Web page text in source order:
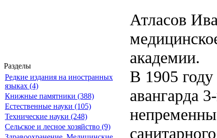
Разделы
Редкие издания на иностранных
языках (4)
Книжные памятники (388)
Естественные науки (105)
Технические науки (248)
Сельское и лесное хозяйство (9)
Атласов
академии.
В 1905
авангарда